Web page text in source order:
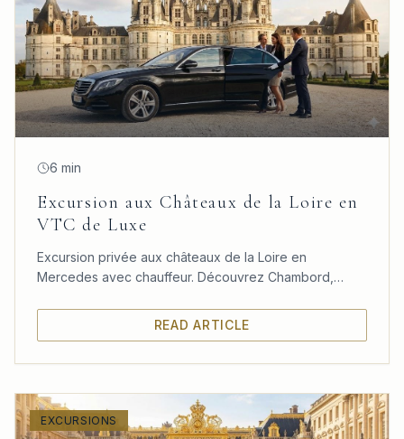
6 min
Excursion aux Châteaux de la Loire en
VTC de Luxe
Excursion privée aux châteaux de la Loire en
Mercedes avec chauffeur. Découvrez Chambord,
READ ARTICLE
EXCURSIONS